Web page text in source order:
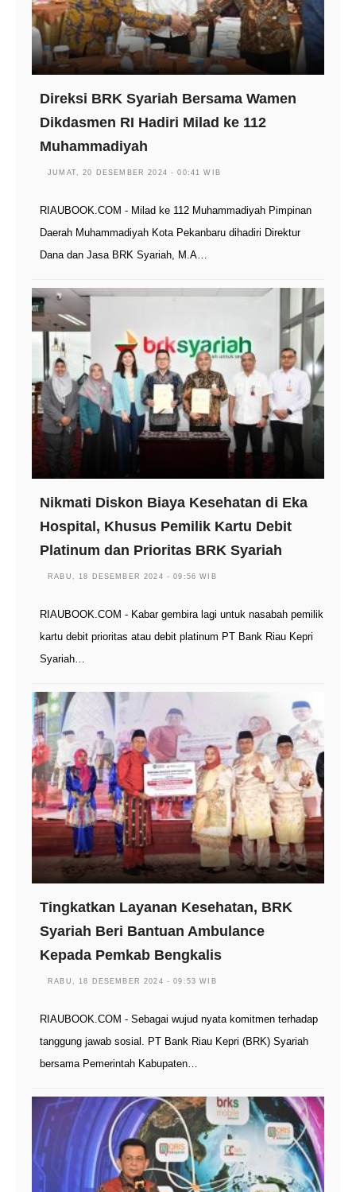
Direksi BRK Syariah Bersama Wamen
Dikdasmen RI Hadiri Milad ke 112
Muhammadiyah
JUMAT, 20 DESEMBER 2024 - 00:41 WIB
RIAUBOOK.COM - Milad ke 112 Muhammadiyah Pimpinan
Daerah Muhammadiyah Kota Pekanbaru dihadiri Direktur
Dana dan Jasa BRK Syariah, M.A…
Nikmati Diskon Biaya Kesehatan di Eka
Hospital, Khusus Pemilik Kartu Debit
Platinum dan Prioritas BRK Syariah
RABU, 18 DESEMBER 2024 - 09:56 WIB
RIAUBOOK.COM - Kabar gembira lagi untuk nasabah pemilik
kartu debit prioritas atau debit platinum PT Bank Riau Kepri
Syariah…
Tingkatkan Layanan Kesehatan, BRK
Syariah Beri Bantuan Ambulance
Kepada Pemkab Bengkalis
RABU, 18 DESEMBER 2024 - 09:53 WIB
RIAUBOOK.COM - Sebagai wujud nyata komitmen terhadap
tanggung jawab sosial. PT Bank Riau Kepri (BRK) Syariah
bersama Pemerintah Kabupaten…